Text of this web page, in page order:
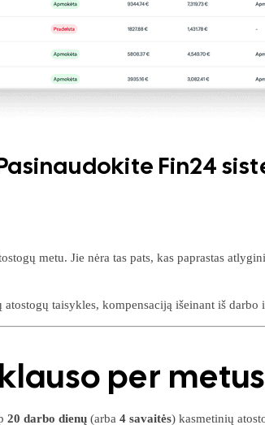
Fin24
metu. Jie nėra tas pats, kas paprastas
taisykles, kompensaciją išeinant iš
per
20 darbo dienų (arba 4 savaitės) kasmetinių